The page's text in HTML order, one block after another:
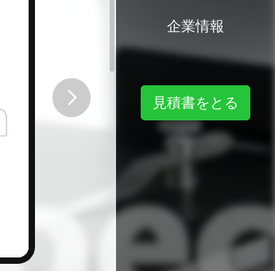
企業情報
見積書をとる